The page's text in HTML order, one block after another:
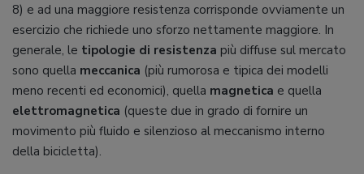
8) e ad una maggiore resistenza corrisponde ovviamente un
esercizio che richiede uno sforzo nettamente maggiore. In
generale, le tipologie di resistenza più diffuse sul mercato
sono quella meccanica (più rumorosa e tipica dei modelli
meno recenti ed economici), quella magnetica e quella
elettromagnetica (queste due in grado di fornire un
movimento più fluido e silenzioso al meccanismo interno
della bicicletta).